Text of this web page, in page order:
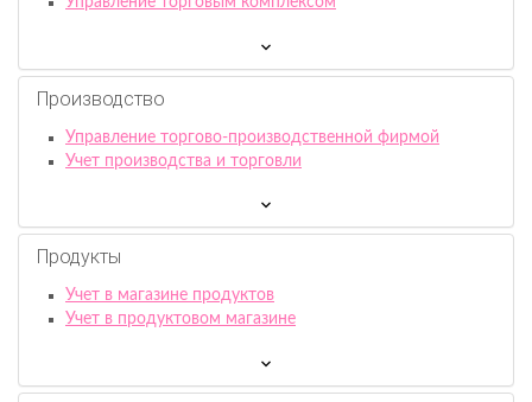
Производство
Управление торгово-производственной фирмой
Учет производства и торговли
Продукты
Учет в магазине продуктов
Учет в продуктовом магазине